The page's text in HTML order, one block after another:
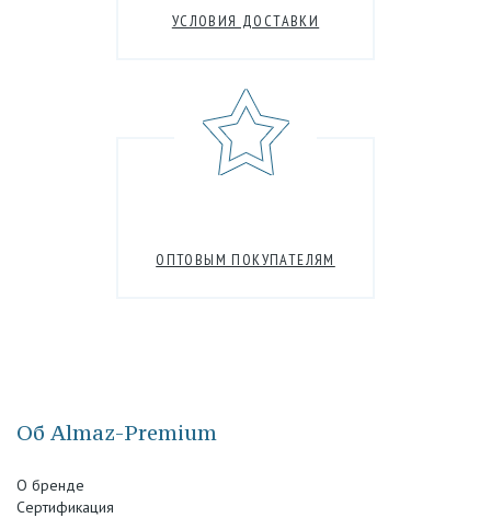
УСЛОВИЯ ДОСТАВКИ
ОПТОВЫМ ПОКУПАТЕЛЯМ
Об Almaz-Premium
О бренде
Сертификация